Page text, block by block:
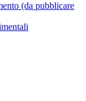
(da pubblicare